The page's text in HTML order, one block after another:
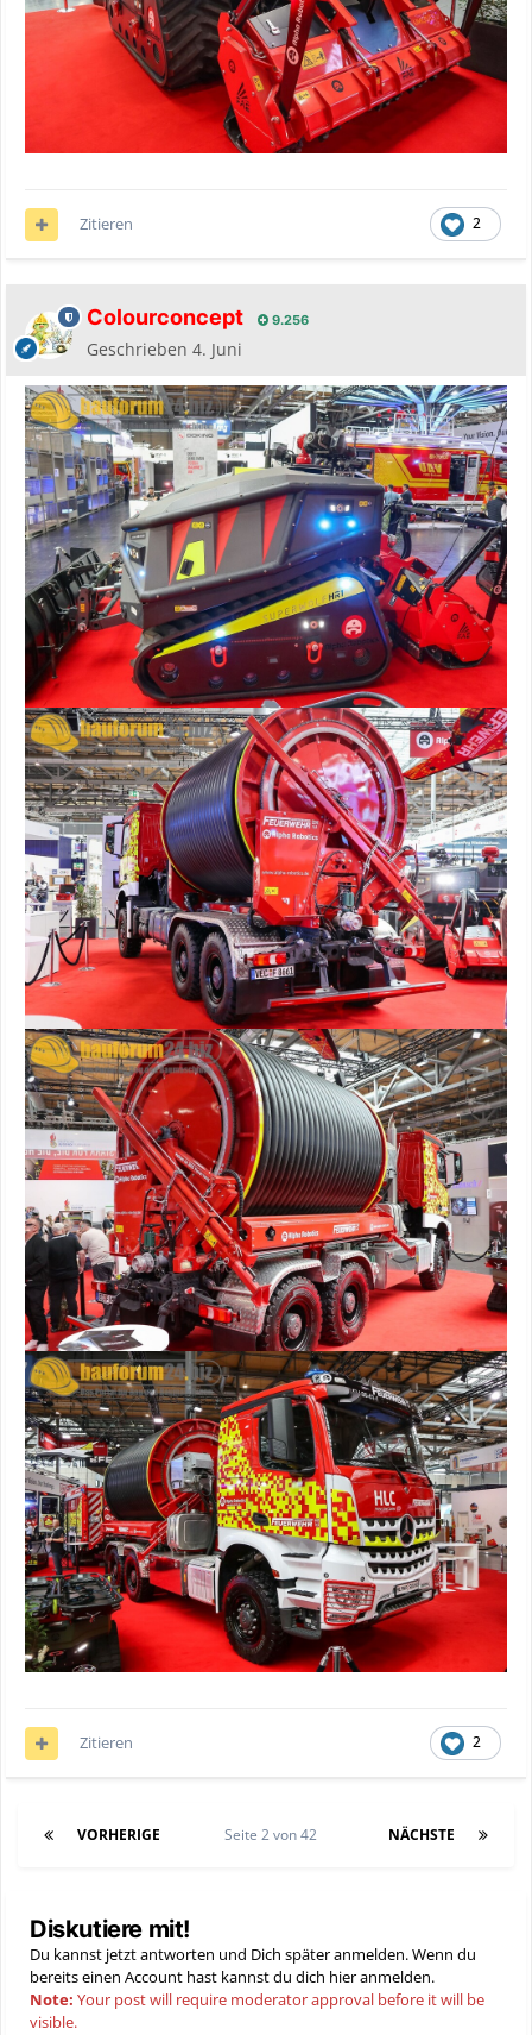
2
Zitieren
Colourconcept 9.256
Geschrieben 4. Juni
2
Zitieren
VORHERIGE NÄCHSTE
Seite 2 von 42
Diskutiere mit!
Du kannst jetzt antworten und Dich später anmelden. Wenn du
bereits einen Account hast kannst du dich hieranmelden.
Note: Your post will require moderator approval before it will be
visible.